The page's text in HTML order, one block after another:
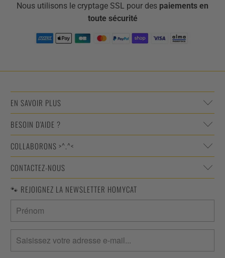
Nous utilisons le cryptage SSL pour des paiements en
toute sécurité
EN SAVOIR PLUS
BESOIN D'AIDE ?
COLLABORONS >^.^<
CONTACTEZ-NOUS
🐾 REJOIGNEZ LA NEWSLETTER HOMYCAT